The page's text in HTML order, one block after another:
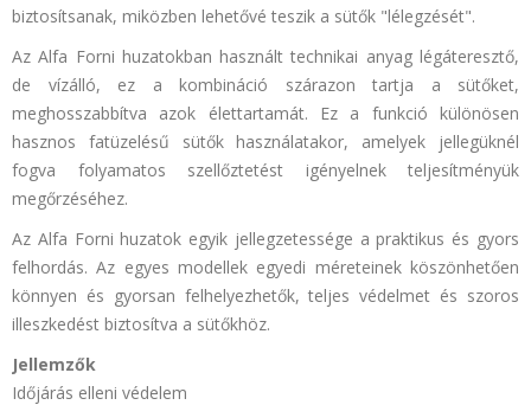
biztosítsanak, miközben lehetővé teszik a sütők "lélegzését".
Az Alfa Forni huzatokban használt technikai anyag légáteresztő,
de vízálló, ez a kombináció szárazon tartja a sütőket,
meghosszabbítva azok élettartamát. Ez a funkció különösen
hasznos fatüzelésű sütők használatakor, amelyek jellegüknél
fogva folyamatos szellőztetést igényelnek teljesítményük
megőrzéséhez.
Az Alfa Forni huzatok egyik jellegzetessége a praktikus és gyors
felhordás. Az egyes modellek egyedi méreteinek köszönhetően
könnyen és gyorsan felhelyezhetők, teljes védelmet és szoros
illeszkedést biztosítva a sütőkhöz.
Jellemzők
Időjárás elleni védelem